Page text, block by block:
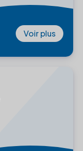
Voir plus